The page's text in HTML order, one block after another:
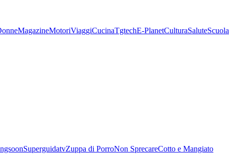
MagazineMotoriViaggiCucinaTgtechE-PlanetCulturaSaluteScuola
SuperguidatvZuppa di PorroNon SprecareCotto e Mangiato